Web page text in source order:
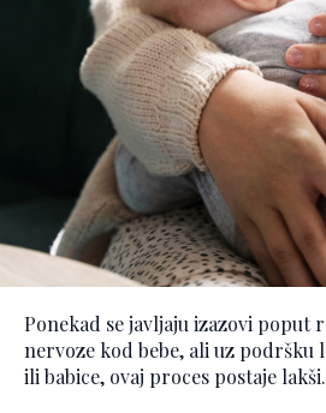
Ponekad se javljaju izazovi poput
nervoze kod bebe, ali uz podršku
ili babice, ovaj proces postaje lakši.